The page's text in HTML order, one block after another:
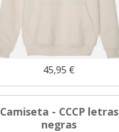
45,95 €
Camiseta - CCCP letras
negras